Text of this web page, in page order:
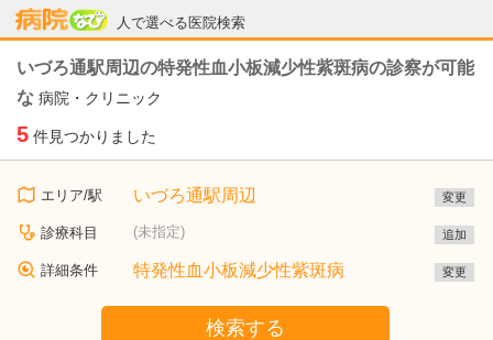
人で選べる医院検索
病院なび
いづろ通駅周辺の特発性血小板減少性紫斑病の診察が可能
な 病院・クリニック
5 件見つかりました
エリア/駅 いづろ通駅周辺 変更
診療科目 (未指定) 追加
詳細条件 特発性血小板減少性紫斑病 変更
検索する